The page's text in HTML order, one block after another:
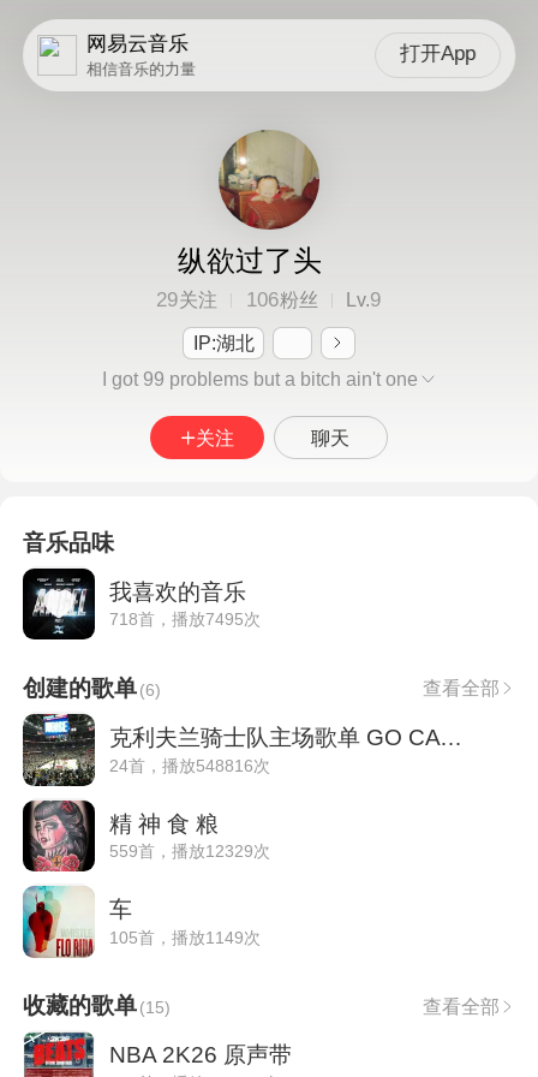
网易云音乐
相信音乐的力量
打开App
纵欲过了头
29关注 106粉丝 Lv.9
IP:湖北
I got 99 problems but a bitch ain't one
关注 聊天
音乐品味
我喜欢的音乐
718首，播放7495次
创建的歌单(6) 查看全部
克利夫兰骑士队主场歌单 GO CAVS!
24首，播放548816次
精 神 食 粮
559首，播放12329次
车
105首，播放1149次
收藏的歌单(15) 查看全部
NBA 2K26 原声带